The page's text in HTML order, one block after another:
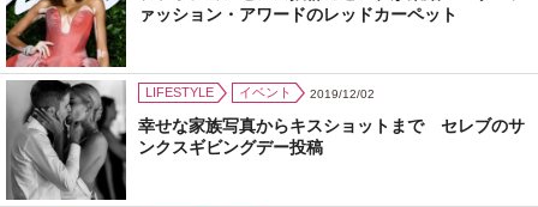
ァッション・アワードのレッドカーペット
LIFESTYLE イベント 2019/12/02
幸せな家族写真からキスショットまで セレブのサ
ンクスギビングデー投稿